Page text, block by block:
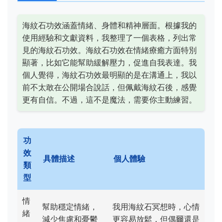
海紋石功效涵蓋情緒、身體和精神層面。根據我的
使用經驗和文獻資料，我整理了一個表格，列出常
見的海紋石功效。海紋石功效在情緒療癒方面特別
顯著，比如它能幫助緩解壓力，促進自我表達。我
個人覺得，海紋石功效最明顯的是在溝通上，我以
前不太敢在公開場合說話，但佩戴海紋石後，感覺
更有自信。不過，這不是魔法，需要你主動練習。
功
效
類
型
具體描述 個人體驗
情
緒
幫助穩定情緒，
減少焦慮和憂鬱
我用海紋石冥想時，心情
更容易放鬆，但偶爾還是